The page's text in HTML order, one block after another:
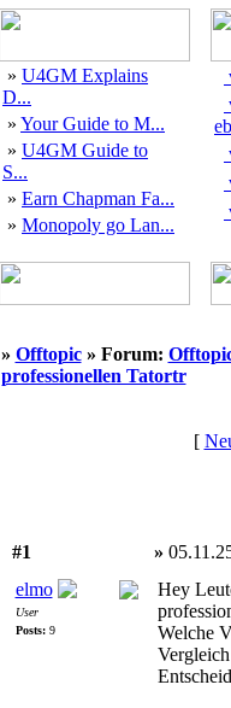
» U4GM Explains
D...
» Your Guide to M...
» U4GM Guide to
S...
» Earn Chapman Fa...
» Monopoly go Lan...
» Offtopic » Forum:
professionellen Tatortr
[
#1 »
elmo
User
Posts:9
Hey
Welche